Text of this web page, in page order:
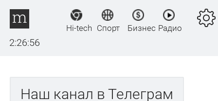
2:26:56
Hi-tech Спорт Бизнес Радио
Наш канал в Телеграм